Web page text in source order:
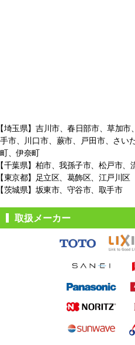
埼玉県】吉川市、春日部市、草加
手市、
川口市、蕨市、戸田市、さい
町、伊奈町
千葉県】柏市、我孫子市、松戸市、
東京都】足立区、葛飾区、江戸川区
茨城県】坂東市、守谷市、取手市
取扱メーカー